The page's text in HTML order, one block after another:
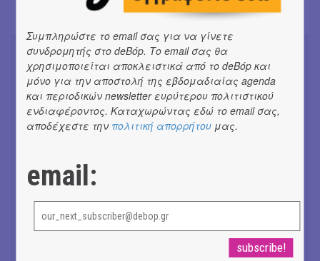
Don't Let Me Be Misunderstood |
Alexandros Livitsanos, Willem
Dafoe, Czech Studio Orchestra |
Dreaming | Νέα κυκλοφορία
#ΝΕΑ
Συμπληρώστε το email σας για να γίνετε
συνδρομητής στο deBόp. Το email σας θα
χρησιμοποιείται αποκλειστικά από το deBόp και
μόνο για την αποστολή της εβδομαδιαίας agenda
και περιοδικών newsletter ευρύτερου πολιτιστικού
ενδιαφέροντος. Καταχωρώντας εδώ το email σας,
αποδέχεστε την πολιτική απορρήτου μας.
email: